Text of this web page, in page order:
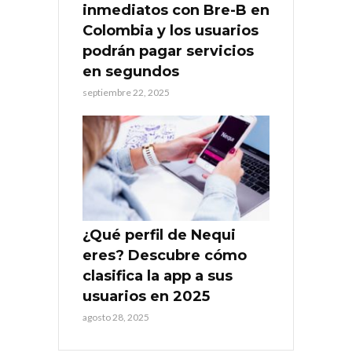
inmediatos con Bre-B en
Colombia y los usuarios
podrán pagar servicios
en segundos
septiembre 22, 2025
¿Qué perfil de Nequi
eres? Descubre cómo
clasifica la app a sus
usuarios en 2025
agosto 28, 2025